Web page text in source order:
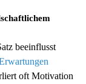
beeinflusst
oft Motivation